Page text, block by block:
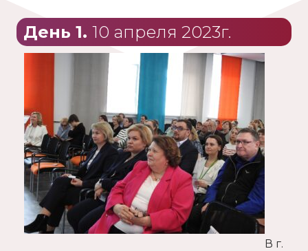
День 1. 10 апреля 2023г.
В г.